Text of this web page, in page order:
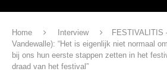
Home Interview
FESTIVALITIS
Vandewalle): “Het is eigenlijk niet normaal
bij ons hun eerste stappen zetten in het
draad van het festival”